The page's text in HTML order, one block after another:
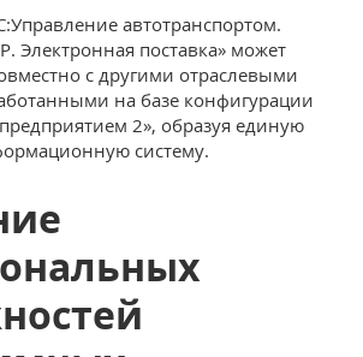
автотранспортом.
Электронная поставка» может
с другими отраслевыми
на базе конфигурации
2», образуя единую
систему.